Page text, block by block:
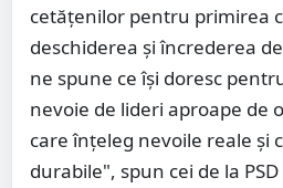
cetățenilor pentru primirea
deschiderea și încrederea
ne spune ce își doresc
nevoie de lideri aproape de
care înțeleg nevoile reale și
durabile", spun cei de la